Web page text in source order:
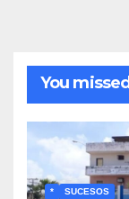
You
* SUCESOS